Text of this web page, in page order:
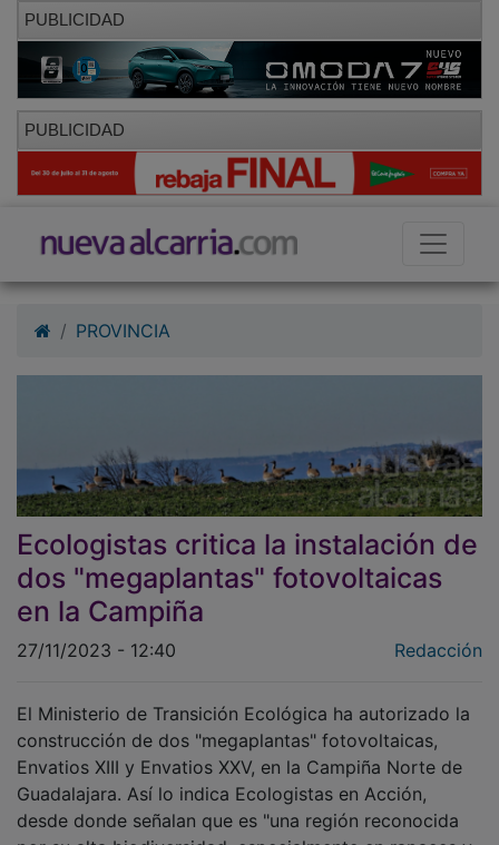
PUBLICIDAD
PUBLICIDAD
Ecologistas critica la instalación de
dos "megaplantas" fotovoltaicas
en la Campiña
27/11/2023 - 12:40
construcción de dos "megaplantas" fotovoltaicas,
Envatios XIII y Envatios XXV, en la Campiña Norte de
Guadalajara. Así lo indica Ecologistas en Acción,
desde donde señalan que es "una región reconocida
por su alta biodiversidad, especialmente en rapaces y